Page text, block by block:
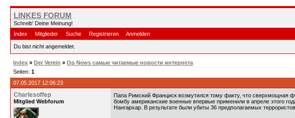
LINKES FORUM
Schreib' Deine Meinung!
Index
Mitglieder Suche Registrieren Anmelden
Du bist nicht angemeldet.
Index » Der Verein » Op News самые читаемые новости интернета
Seiten: 1
07.05.2017 12:06:23
Charlesoffep
Mitglied Webforum
Папа Римский Франциск возмутился тому факту, что сверхмощная
бомбу американские военные впервые применили в апреле этого
Нангархар. В результате были убиты 36 предполагаемых